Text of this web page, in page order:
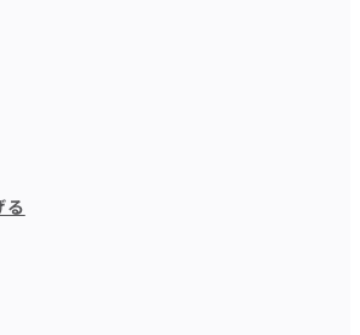
る